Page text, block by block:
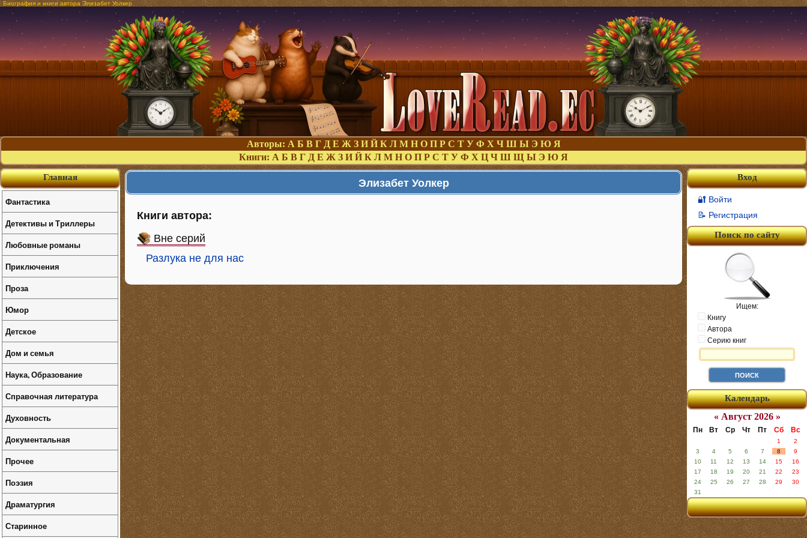
Биография и книги автора Элизабет Уолкер
Авторы: А Б В Г Д Е Ж З И Й К Л М Н О П Р С Т У Ф Х Ч Ш Ы Э Ю Я
Книги: А Б В Г Д Е Ж З И Й К Л М Н О П Р С Т У Ф Х Ц Ч Ш Щ Ы Э Ю Я
Элизабет Уолкер
Книги автора:
Вне серий
Разлука не для нас
Вход
🔐 Войти
📝 Регистрация
Поиск по сайту
Ищем:
Книгу
Автора
Серию книг
Календарь
« Август 2026 »
Пн Вт Ср Чт Пт Сб Вс
1
2
3
4 5 6 7 8
9
10
11 12 13 14 15
16
17
18 19 20 21 22
23
24
25 26 27 28 29
30
31
Главная
Фантастика
Детективы и Триллеры
Любовные романы
Приключения
Проза
Юмор
Детское
Дом и семья
Наука, Образование
Справочная литература
Духовность
Документальная
Прочее
Поэзия
Драматургия
Старинное